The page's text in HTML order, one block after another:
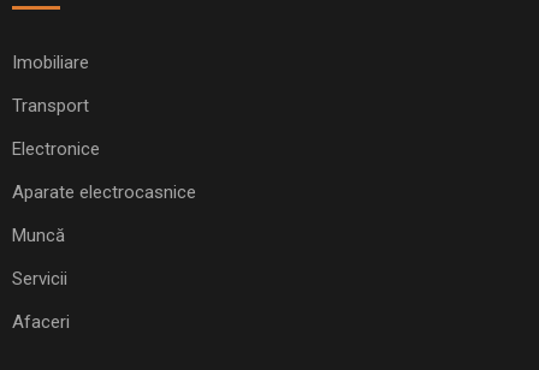
Imobiliare
Transport
Electronice
Aparate electrocasnice
Muncă
Servicii
Afaceri